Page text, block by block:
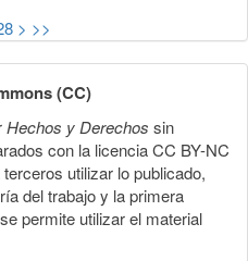
> >>
(CC)
Hechos y Derechos sin
con la licencia CC BY-NC
utilizar lo publicado,
del trabajo y la primera
permite utilizar el material